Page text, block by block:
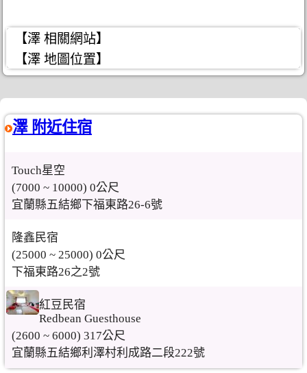
【澤 相關網站】
【澤 地圖位置】
澤 附近住宿
Touch星空
(7000 ~ 10000) 0公尺
宜蘭縣五結鄉下福東路26-6號
隆鑫民宿
(25000 ~ 25000) 0公尺
下福東路26之2號
紅豆民宿
Redbean Guesthouse
(2600 ~ 6000) 317公尺
宜蘭縣五結鄉利澤村利成路二段222號